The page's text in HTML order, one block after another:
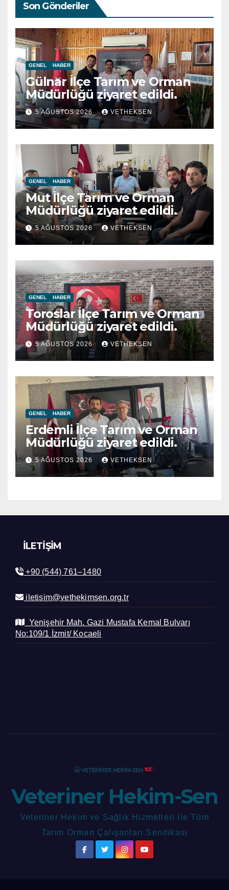
Son Gönderiler
GENEL HABER
Gülnar İlçe Tarım ve Orman
Müdürlüğü ziyaret edildi.
5 AĞUSTOS 2026 VETHEKSEN
GENEL HABER
Mut İlçe Tarım ve Orman
Müdürlüğü ziyaret edildi.
5 AĞUSTOS 2026 VETHEKSEN
GENEL HABER
Toroslar İlçe Tarım ve Orman
Müdürlüğü ziyaret edildi.
5 AĞUSTOS 2026 VETHEKSEN
GENEL HABER
Erdemli İlçe Tarım ve Orman
Müdürlüğü ziyaret edildi.
5 AĞUSTOS 2026 VETHEKSEN
İLETIŞIM
+90 (544) 761–1480
iletisim@vethekimsen.org.tr
Yenişehir Mah. Gazi Mustafa Kemal Bulvarı
No:109/1 İzmit/ Kocaeli
Veteriner Hekim-Sen
Veteriner Hekim ve Sağlık Hizmetleri ile Tüm
Tarım Orman Çalışanları Sendikası